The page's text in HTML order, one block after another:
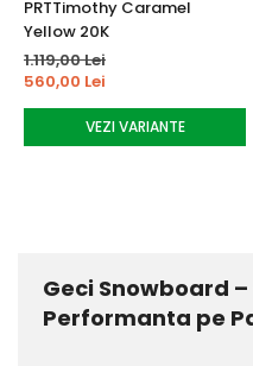
PRTTimothy Caramel
Yellow 20K
1.119,00 Lei
560,00 Lei
VEZI VARIANTE
Geci Snowboard
Performanta pe